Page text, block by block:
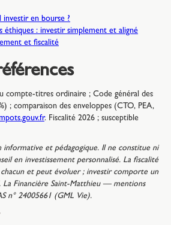
en bourse ?
éthiques : investir simplement et aligné
et fiscalité
compte-titres ordinaire ; Code général des
; comparaison des enveloppes (CTO, PEA,
. Fiscalité 2026 ; susceptible
et pédagogique. Il ne constitue ni
en investissement personnalisé. La fiscalité
et peut évoluer ; investir comporte un
La Financière Saint-Matthieu — mentions
n° 24005661 (GML Vie).